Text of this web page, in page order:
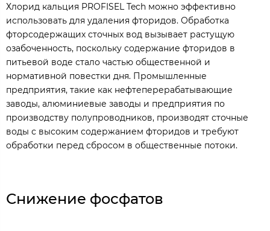
Хлорид кальция PROFISEL Tech можно эффективно
использовать для удаления фторидов. Обработка
фторсодержащих сточных вод вызывает растущую
озабоченность, поскольку содержание фторидов в
питьевой воде стало частью общественной и
нормативной повестки дня. Промышленные
предприятия, такие как нефтеперерабатывающие
заводы, алюминиевые заводы и предприятия по
производству полупроводников, производят сточные
воды с высоким содержанием фторидов и требуют
обработки перед сбросом в общественные потоки.
Снижение фосфатов